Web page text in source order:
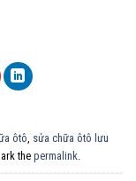
ôtô, sửa chữa ôtô lưu
the permalink.